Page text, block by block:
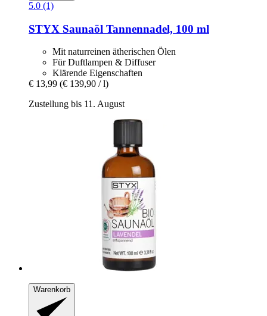
5.0 (1)
STYX Saunaöl Tannennadel, 100 ml
Mit naturreinen ätherischen Ölen
Für Duftlampen & Diffuser
Klärende Eigenschaften
€ 13,99 (€ 139,90 / l)
Zustellung bis 11. August
Warenkorb